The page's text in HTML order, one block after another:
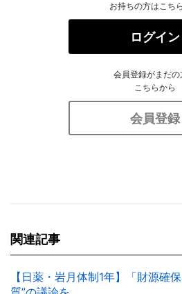
お持ちの方はこち
ログイン
会員登録がまだの
こちらから
会員登録
関連記事
【日薬・岩月体制1年】「財源確